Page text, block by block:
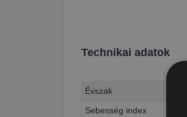
Technikai adatok
Évszak
Sebesség index